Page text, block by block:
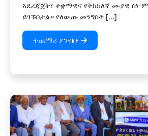
አደረጃጀት፣ ተቋማዊና የትክክለኛ ሙያዊ ስነ-
ይገኙበታል። ‎የለውጡ መንግስት [...]
ተጨማሪ ያንብቡ